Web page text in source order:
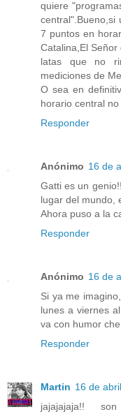
quiere
central".Bueno,si
7 puntos en
Catalina,El
latas que no
mediciones de
O sea en
horario central
Responder
Anónimo 16 de
Gatti es un
lugar del mundo,
Ahora puso a la
Responder
Anónimo 16 de
Si ya me
lunes a viernes
va con humor che.
Responder
Martin 16 de
jajajajaja!!